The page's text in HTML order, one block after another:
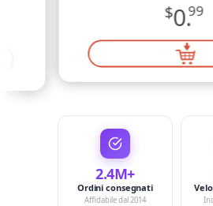
$0.99
2.4M+
Ordini consegnati
Affidabile dal 2014